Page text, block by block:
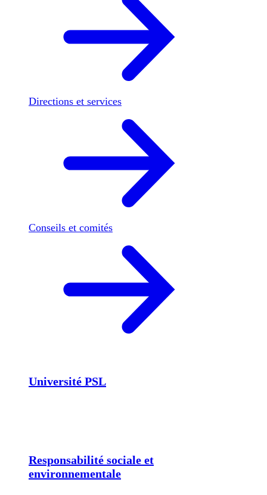
Directions et services
Conseils et comités
Université PSL
Responsabilité sociale et
environnementale